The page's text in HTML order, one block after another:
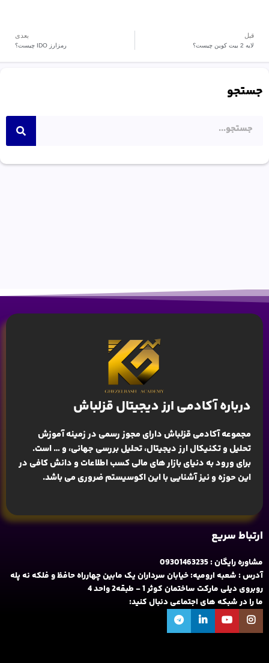
قبل
لایه 2 بیت کوین چیست؟
بعدی
رمزارز IDO چیست؟
جستجو
درباره آکادمی ارز دیجیتال قزلباش
مجموعه آکادمی قزلباش دارای مجوز رسمی در زمینهآموزش
تحلیل و تکنیکال ارز دیجیتال، تحلیل بررسی جهانی، و … است.
برای ورود به دنیای بازار های مالی کسب اطلاعات و دانش کافی در
این حوزه و نیز آشنایی با این اکوسیستم ضروری می باشد.
ارتباط سریع
مشاوره رایگان : 09301463235
آدرس : شعبه ارومیه: خیابان سرداران یک مابین چهارراه حافظ و فلکه نه پله
روبروی دیلی مارکت ساختمان کوثر 1 - طبقه2 واحد 4
ما را در شبکه های اجتماعی دنبال کنید: